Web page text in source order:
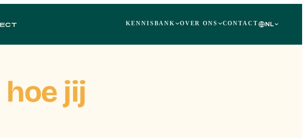
KENNISBANK OVER ONS CONTACT NL
hoe jij